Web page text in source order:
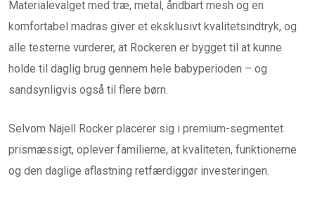
Materialevalget med træ, metal, åndbart mesh og en
komfortabel madras giver et eksklusivt kvalitetsindtryk, og
alle testerne vurderer, at Rockeren er bygget til at kunne
holde til daglig brug gennem hele babyperioden – og
sandsynligvis også til flere børn.
Selvom Najell Rocker placerer sig i premium-segmentet
prismæssigt, oplever familierne, at kvaliteten, funktionerne
og den daglige aflastning retfærdiggør investeringen.